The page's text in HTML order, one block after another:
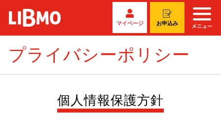
マイページ お申込み
プライバシーポリシー
個人情報保護方針